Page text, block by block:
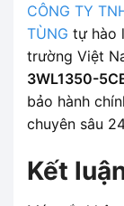
CÔNG TY
TÙNG tự hào
trường Việt
3WL1350-
bảo hành
chuyên sâu
Kết